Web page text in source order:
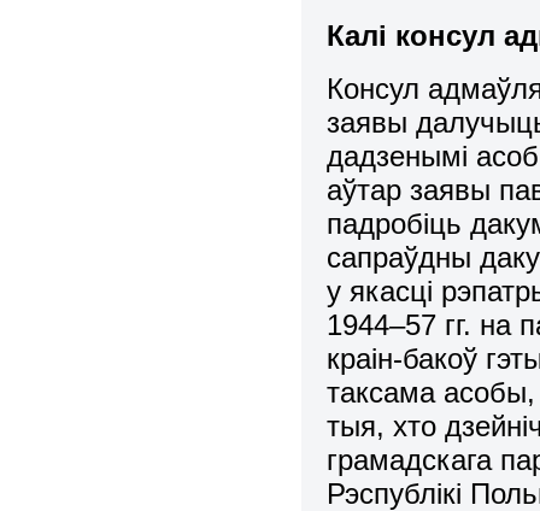
Калі консул
Консул
заявы
дадзенымі
аўтар заявы
падробіць
сапраўдны
у якасці
1944–57 гг. на
краін-бакоў
таксама асобы,
тыя, хто
грамадскага
Рэспублікі